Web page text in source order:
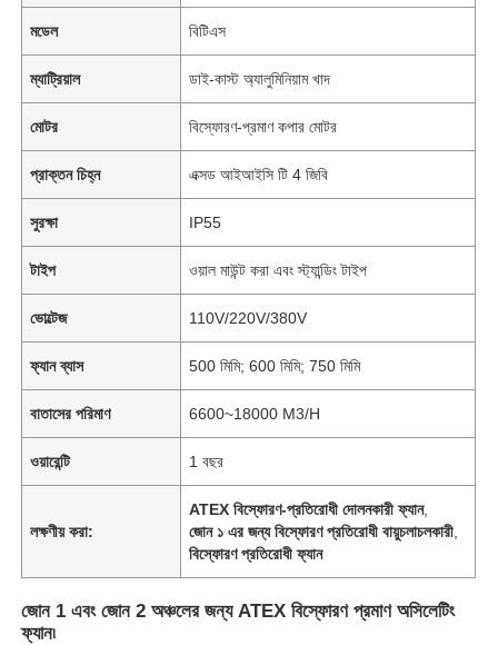
মডেল বিটিএস
ম্যাট্রিয়াল ডাই-কাস্ট অ্যালুমিনিয়াম খাদ
মোটর বিস্ফোরণ-প্রমাণ কপার মোটর
প্রাক্তন চিহ্ন এক্সড আইআইসি টি 4 জিবি
সুরক্ষা IP55
টাইপ ওয়াল মাউন্ট করা এবং স্ট্যান্ডিং টাইপ
ভোল্টেজ 110V/220V/380V
ফ্যান ব্যাস 500 মিমি; 600 মিমি; 750 মিমি
বাতাসের পরিমাণ 6600~18000 M3/H
ওয়ারেন্টি 1 বছর
লক্ষণীয় করা:
ATEX বিস্ফোরণ-প্রতিরোধী দোলনকারী ফ্যান,
জোন ১ এর জন্য বিস্ফোরণ প্রতিরোধী বায়ুচলাচলকারী
বিস্ফোরণ প্রতিরোধী ফ্যান
জোন 1 এবং জোন 2 অঞ্চলের জন্য ATEX বিস্ফোরণ প্রমাণ অসিলেটিং
ফ্যান৷